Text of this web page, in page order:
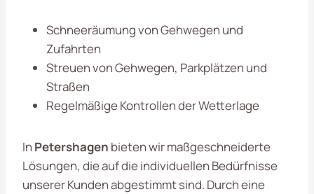
Schneeräumung von Gehwegen und
Zufahrten
Streuen von Gehwegen, Parkplätzen und
Straßen
Regelmäßige Kontrollen der Wetterlage
In Petershagen bieten wir maßgeschneiderte
Lösungen, die auf die individuellen Bedürfnisse
unserer Kunden abgestimmt sind. Durch eine